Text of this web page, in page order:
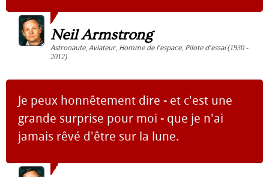
Neil Armstrong
Astronaute, Aviateur, Homme de l'espace, Pilote d'essai(1930 -
2012)
Je peux honnêtement dire - et c'est une
grande surprise pour moi - que je n'ai
jamais rêvé d'être sur la lune.